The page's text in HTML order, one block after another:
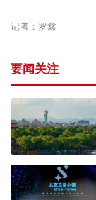
记者：罗鑫
要闻关注